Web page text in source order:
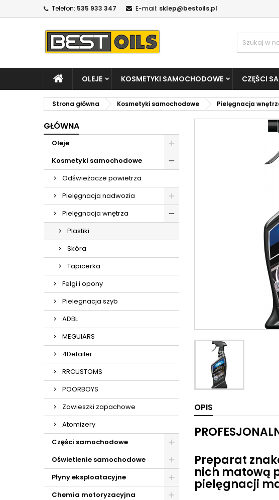
Telefon: 535 933 347 E-mail: sklep@bestoils.pl
OLEJE KOSMETYKI SAMOCHODOWE CZĘŚCI
Strona główna Kosmetyki samochodowe Pielęgnacja
GŁÓWNA
Oleje
Kosmetyki samochodowe
Odświeżacze powietrza
Pielęgnacja nadwozia
Pielęgnacja wnętrza
Plastiki
Skóra
Tapicerka
Felgi i opony
Pielegnacja szyb
ADBL
MEGUIARS
4Detailer
RRCUSTOMS
POORBOYS
Zawieszki zapachowe
Atomizery
Części samochodowe
Oświetlenie samochodowe
Płyny eksploatacyjne
Chemia motoryzacyjna
OPIS
Preparat
nich matową
pielęgnacji